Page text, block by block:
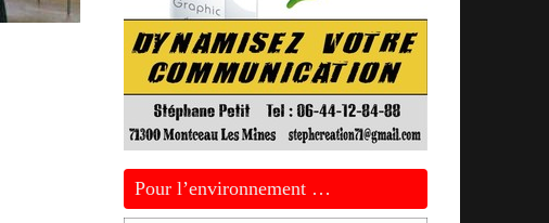
Pour l’environnement …